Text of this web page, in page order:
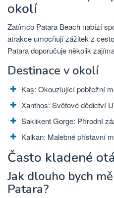
okolí
Zatímco Patara Beach nabízí
atrakce umocňují zážitek z
Patara doporučuje několik
Destinace v okolí
Kaş: Okouzlující pobřežní
Xanthos: Světové dědictví
Saklıkent Gorge: Přírodní
Kalkan: Malebné přístavní
Často kladené
Jak dlouho bych
Patara?